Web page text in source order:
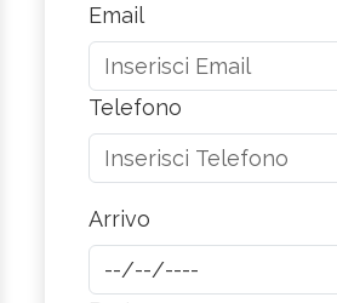
Email
Telefono
Arrivo